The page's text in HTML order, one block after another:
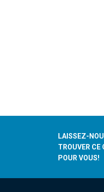
LAISSEZ-
TROUVER CE
POUR VOUS!